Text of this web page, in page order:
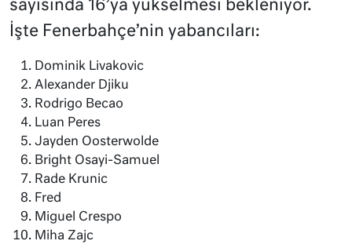
sayısında 16’ya yükselmesi bekleniyor.
İşte Fenerbahçe’nin yabancıları:
Dominik Livakovic
Alexander Djiku
Rodrigo Becao
Luan Peres
Jayden Oosterwolde
Bright Osayi-Samuel
Rade Krunic
Fred
Miguel Crespo
Miha Zajc